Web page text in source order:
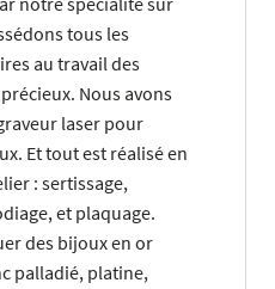
tous les
au travail des
Nous avons
laser pour
Et tout est réalisé en
: sertissage,
et plaquage.
des bijoux en or
palladié, platine,